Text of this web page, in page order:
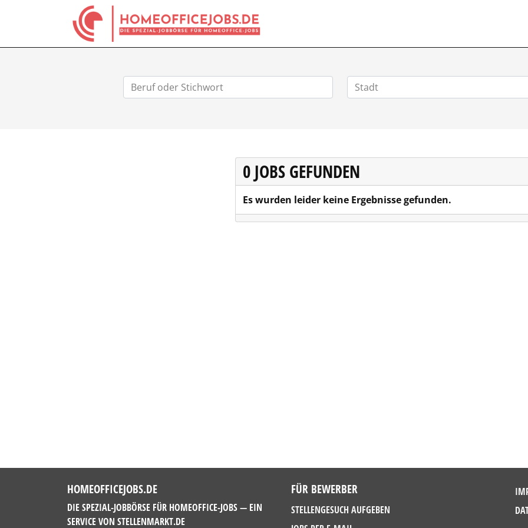
0 JOBS GEFUNDEN
Es wurden leider keine Ergebnisse gefunden.
HOMEOFFICEJOBS.DE
DIE SPEZIAL-JOBBÖRSE FÜR HOMEOFFICE-JOBS — EIN
SERVICE VON STELLENMARKT.DE
FÜR BEWERBER
STELLENGESUCH AUFGEBEN